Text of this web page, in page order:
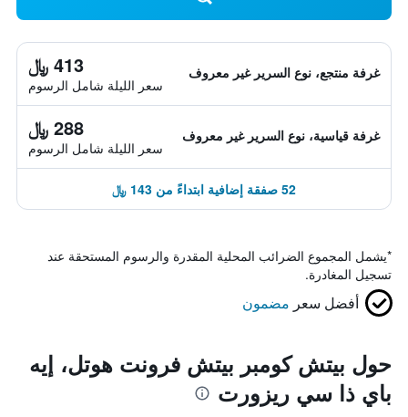
غرفة منتجع، نوع السرير غير معروف 413 ﷼
سعر الليلة شامل الرسوم
غرفة قياسية، نوع السرير غير معروف 288 ﷼
سعر الليلة شامل الرسوم
52 صفقة إضافية ابتداءً من 143 ﷼
*يشمل المجموع الضرائب المحلية المقدرة والرسوم المستحقة عند
تسجيل المغادرة.
أفضل سعر مضمون
حول بيتش كومبر بيتش فرونت هوتل، إيه
باي ذا سي ريزورت